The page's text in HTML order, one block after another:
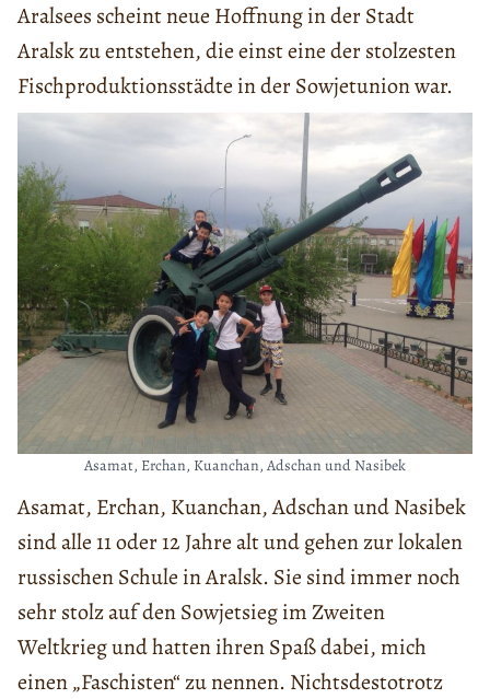
Aralsees scheint neue Hoffnung in der Stadt
Aralsk zu entstehen, die einst eine der stolzesten
Fischproduktionsstädte in der Sowjetunion war.
Asamat, Erchan, Kuanchan, Adschan und Nasibek
Asamat, Erchan, Kuanchan, Adschan und Nasibek
sind alle 11 oder 12 Jahre alt und gehen zur lokalen
russischen Schule in Aralsk. Sie sind immer noch
sehr stolz auf den Sowjetsieg im Zweiten
Weltkrieg und hatten ihren Spaß dabei, mich
einen „Faschisten“ zu nennen. Nichtsdestotrotz